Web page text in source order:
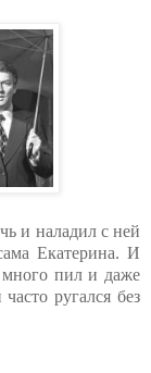
и наладил с ней
Екатерина. И
пил и даже
ругался без